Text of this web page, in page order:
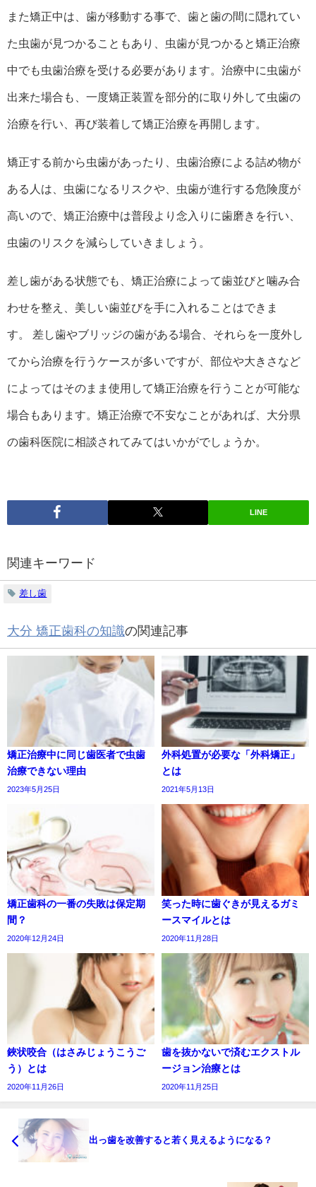
また矯正中は、歯が移動する事で、歯と歯の間に隠れてい
た虫歯が見つかることもあり、虫歯が見つかると矯正治療
中でも虫歯治療を受ける必要があります。治療中に虫歯が
出来た場合も、一度矯正装置を部分的に取り外して虫歯の
治療を行い、再び装着して矯正治療を再開します。
矯正する前から虫歯があったり、虫歯治療による詰め物が
ある人は、虫歯になるリスクや、虫歯が進行する危険度が
高いので、矯正治療中は普段より念入りに歯磨きを行い、
虫歯のリスクを減らしていきましょう。
差し歯がある状態でも、矯正治療によって歯並びと噛み合
わせを整え、美しい歯並びを手に入れることはできま
す。 差し歯やブリッジの歯がある場合、それらを一度外し
てから治療を行うケースが多いですが、部位や大きさなど
によってはそのまま使用して矯正治療を行うことが可能な
場合もあります。矯正治療で不安なことがあれば、大分県
の歯科医院に相談されてみてはいかがでしょうか。
LINE
関連キーワード
差し歯
大分 矯正歯科の知識の関連記事
矯正治療中に同じ歯医者で虫歯
治療できない理由
2023年5月25日
外科処置が必要な「外科矯正」
とは
2021年5月13日
矯正歯科の一番の失敗は保定期
間？
2020年12月24日
笑った時に歯ぐきが見えるガミ
ースマイルとは
2020年11月28日
鋏状咬合（はさみじょうこうご
う）とは
2020年11月26日
歯を抜かないで済むエクストル
ージョン治療とは
2020年11月25日
出っ歯を改善すると若く見えるようになる？